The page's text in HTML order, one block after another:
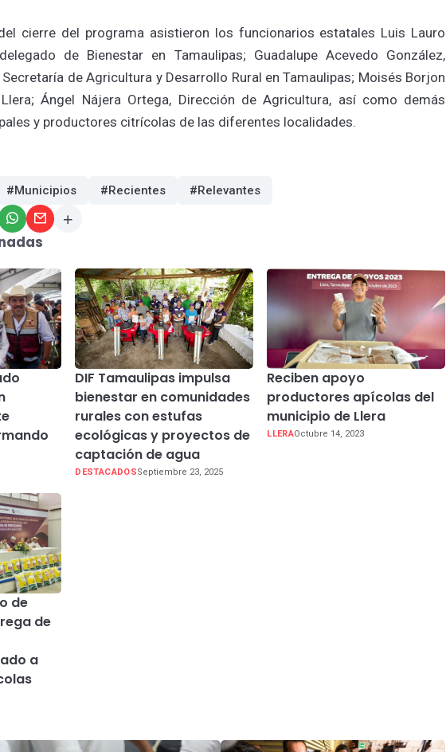
cierre del programa asistieron los funcionarios estatales Luis Lauro
de Bienestar en Tamaulipas; Guadalupe Acevedo González,
de Agricultura y Desarrollo Rural en Tamaulipas; Moisés Borjon
Ángel Nájera Ortega, Dirección de Agricultura, así como demás
y productores citrícolas de las diferentes localidades.
#Municipios #Recientes #Relevantes
DIF Tamaulipas impulsa
bienestar en comunidades
rurales con estufas
ecológicas y proyectos de
captación de agua
DESTACADOSSeptiembre 23, 2025
Reciben apoyo
productores apícolas del
municipio de Llera
LLERAOctubre 14, 2023
de
de
a